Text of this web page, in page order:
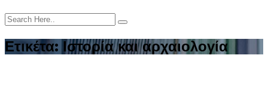
Ετικέτα: Ιστορία και αρχαιολογία